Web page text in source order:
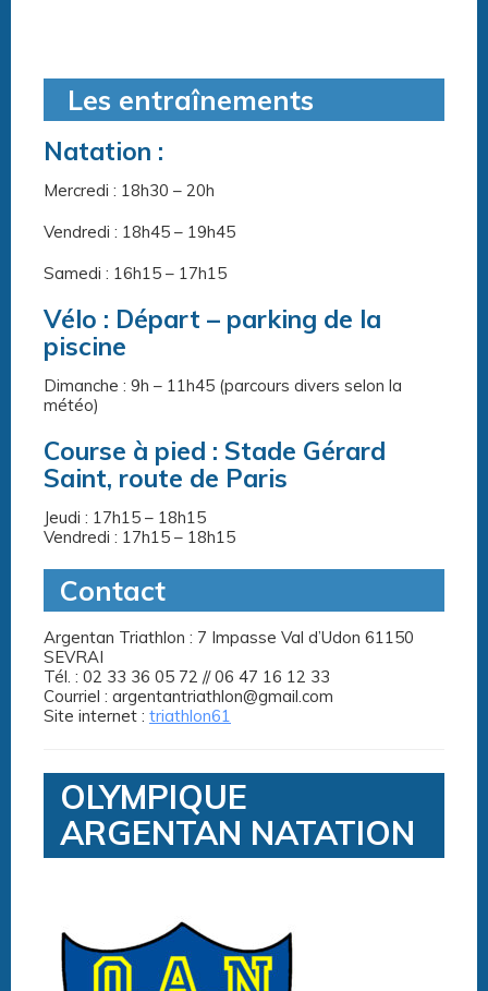
Les entraînements
Natation :
Mercredi : 18h30 – 20h
Vendredi : 18h45 – 19h45
Samedi : 16h15 – 17h15
Vélo : Départ – parking de la
piscine
Dimanche : 9h – 11h45 (parcours divers selon la
météo)
Course à pied : Stade Gérard
Saint, route de Paris
Jeudi : 17h15 – 18h15
Vendredi : 17h15 – 18h15
Contact
Argentan Triathlon : 7 Impasse Val d’Udon 61150
SEVRAI
Tél. : 02 33 36 05 72 // 06 47 16 12 33
Courriel : argentantriathlon@gmail.com
Site internet : triathlon61
OLYMPIQUE
ARGENTAN NATATION